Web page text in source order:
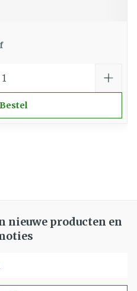
Bestel
nieuwe producten en